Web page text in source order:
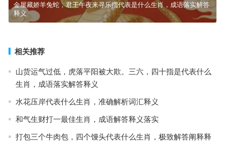
金屋藏娇羊兔蛇，君王午夜来寻乐指代表是什么生肖，成语落实解答
释义
相关推荐
山货运气过低，虎落平阳被大欺。三六，四十指是代表什么
生肖，成语落实解答释义
水花压岸代表什么生肖，准确解析词汇释义
和气生财打一最佳生肖，成语解答释义落实
打包三个牛肉包，四个馒头代表什么生肖，极致解答阐释释